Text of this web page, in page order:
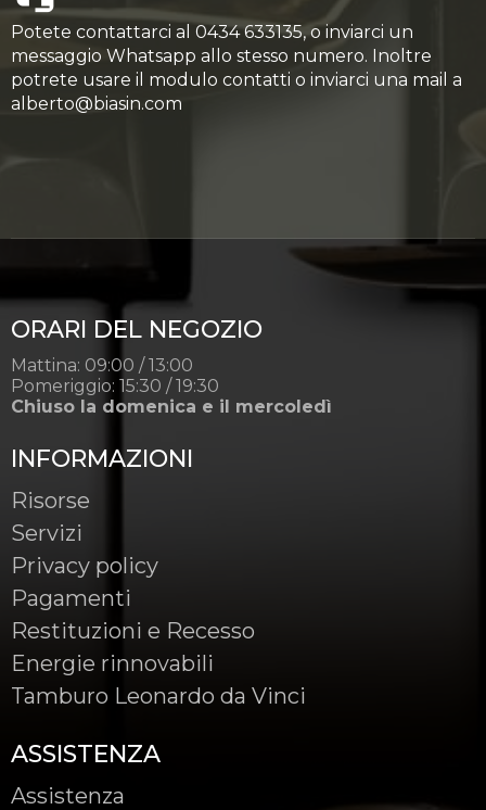
Potete contattarci al 0434 633135, o inviarci un
messaggio Whatsapp allo stesso numero. Inoltre
potrete usare il modulo contatti o inviarci una mail a
alberto@biasin.com
ORARI DEL NEGOZIO
Mattina: 09:00 / 13:00
Pomeriggio: 15:30 / 19:30
Chiuso la domenica e il mercoledì
INFORMAZIONI
Risorse
Servizi
Privacy policy
Pagamenti
Restituzioni e Recesso
Energie rinnovabili
Tamburo Leonardo da Vinci
ASSISTENZA
Assistenza